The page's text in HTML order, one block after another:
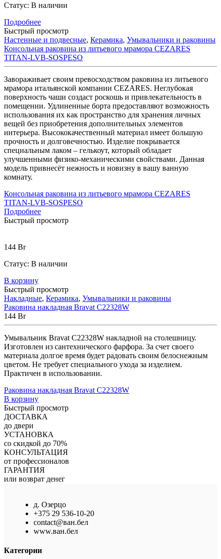
Статус: В наличии
Подробнее
Быстрый просмотр
Настенные и подвесные, Керамика, Умывальники и раковины
Консольная раковина из литьевого мрамора CEZARES
TITAN-LVB-SOSPESO
Завораживает своим превосходством раковина из литьевого
мрамора итальянской компании CEZARES. Неглубокая
поверхность чаши создаст роскошь и привлекательность в
помещении. Удлиненные борта предоставляют возможность
использования их как пространство для хранения личных
вещей без приобретения дополнительных элементов
интерьера. Высококачественный материал имеет большую
прочность и долговечностью. Изделие покрывается
специальным лаком – гелькоут, который обладает
улучшенными физико-механическими свойствами. Данная
модель привнесёт нежность и новизну в вашу ванную
комнату.
Консольная раковина из литьевого мрамора CEZARES
TITAN-LVB-SOSPESO
Подробнее
Быстрый просмотр
144 Br
Статус: В наличии
В корзину
Быстрый просмотр
Накладные, Керамика, Умывальники и раковины
Раковина накладная Bravat C22328W
144 Br
Умывальник Bravat C22328W накладной на столешницу.
Изготовлен из сантехнического фарфора. За счет своего
материала долгое время будет радовать своим белоснежным
цветом. Не требует специального ухода за изделием.
Практичен в использовании.
Раковина накладная Bravat C22328W
В корзину
Быстрый просмотр
ДОСТАВКА
до двери
УСТАНОВКА
со скидкой до 70%
КОНСУЛЬТАЦИЯ
от профессионалов
ГАРАНТИЯ
или возврат денег
д. Озерцо
+375 29 536-10-20
contact@ван.бел
www.ван.бел
Категории